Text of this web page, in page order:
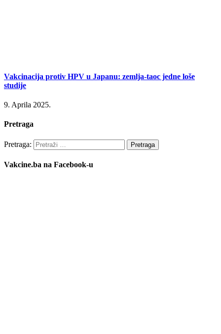
Vakcinacija protiv HPV u Japanu: zemlja-taoc jedne loše
studije
9. Aprila 2025.
Pretraga
Pretraga:
Vakcine.ba na Facebook-u